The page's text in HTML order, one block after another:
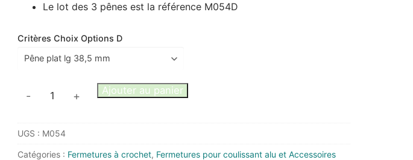
Le lot des 3 pênes est la référence M054D
Critères Choix Options D
quantité
crochet
pour
- + Ajouter au panier
UGS : M054
Catégories : Fermetures à crochet, Fermetures pour coulissant alu et Accessoires